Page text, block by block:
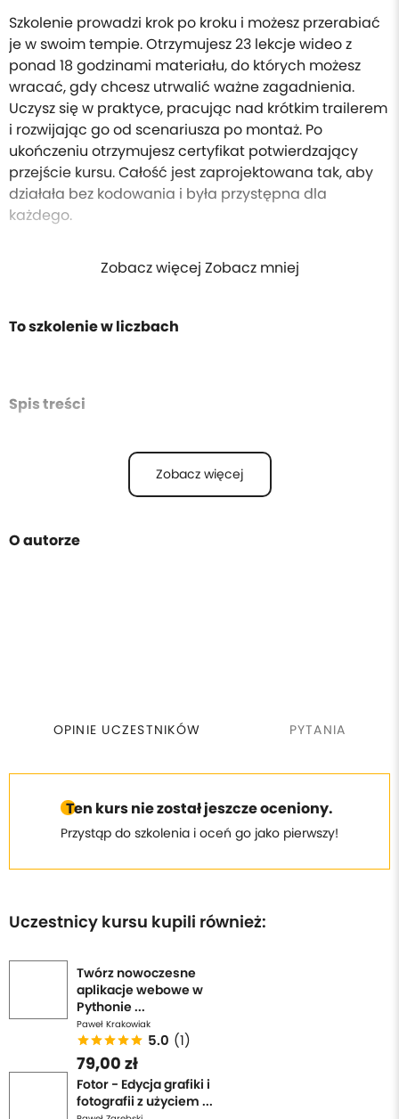
Szkolenie prowadzi krok po kroku i możesz przerabiać
je w swoim tempie. Otrzymujesz 23 lekcje wideo z
ponad 18 godzinami materiału, do których możesz
wracać, gdy chcesz utrwalić ważne zagadnienia.
Uczysz się w praktyce, pracując nad krótkim trailerem
i rozwijając go od scenariusza po montaż. Po
ukończeniu otrzymujesz certyfikat potwierdzający
przejście kursu. Całość jest zaprojektowana tak, aby
działała bez kodowania i była przystępna dla
każdego.
Zobacz więcej Zobacz mniej
To szkolenie w liczbach
Spis treści
Zobacz więcej
O autorze
OPINIE UCZESTNIKÓW PYTANIA
Ten kurs nie został jeszcze oceniony.
Przystąp do szkolenia i oceń go jako pierwszy!
Uczestnicy kursu kupili również:
Twórz nowoczesne
aplikacje webowe w
Pythonie ...
Paweł Krakowiak
5.0 (1)
79,00 zł
Fotor - Edycja grafiki i
fotografii z użyciem ...